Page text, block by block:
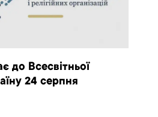
до Всесвітньої
24 серпня